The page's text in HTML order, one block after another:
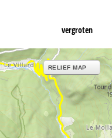
vergroten
RELIEF MAP